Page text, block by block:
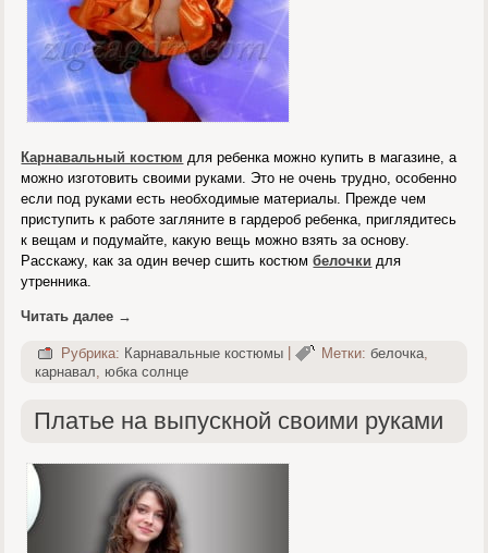
Карнавальный костюм для ребенка можно купить в магазине, а
можно изготовить своими руками. Это не очень трудно, особенно
если под руками есть необходимые материалы. Прежде чем
приступить к работе загляните в гардероб ребенка, приглядитесь
к вещам и подумайте, какую вещь можно взять за основу.
Расскажу, как за один вечер сшить костюмбелочки для
утренника.
Читать далее →
Рубрика: Карнавальные костюмы | Метки: белочка
карнавал, юбка солнце
Платье на выпускной своими руками